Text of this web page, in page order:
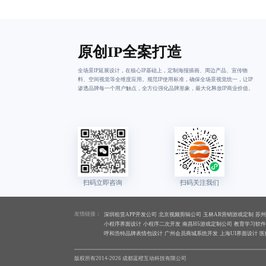
原创IP全案打造
全场景IP延展设计，在核心IP基础上，定制海报插画、周边产品、宣传物
料、空间视觉等全维度应用。规范IP使用标准，确保全场景视觉统一，让IP
渗透品牌每一个用户触点，全方位强化品牌形象，最大化释放IP商业价值。
友情链接： 深圳租赁APP开发公司 北京视频剪辑公司 玉林AR营销游戏定制 苏
小程序界面设计 小程序二次开发 南昌H5游戏定制公司 教育学习软
呼和浩特品牌表情包设计 广州会员商城系统开发 上海UI界面设计
版权所有2014-2026 成都蓝橙互动科技有限公司